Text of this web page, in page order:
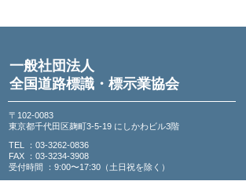
一般社団法人
全国道路標識・標示業協会
〒102-0083
東京都千代田区麹町3-5-19 にしかわビル3階
TEL ：03-3262-0836
FAX ：03-3234-3908
受付時間 ：9:00〜17:30（土日祝を除く）